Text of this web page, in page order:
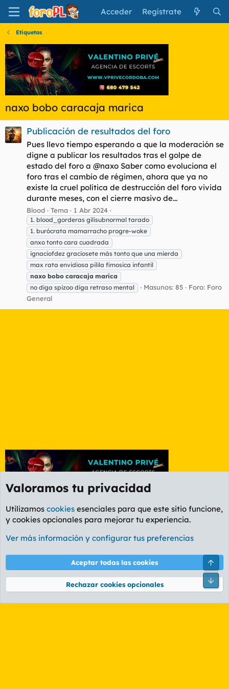
Acceder Regístrate
Etiquetas
naxo bobo caracaja marica
Publicación de resultados del foro
Pues llevo tiempo esperando a que la moderación se
digne a publicar los resultados tras el golpe de
estado del foro a @naxo Saber como evoluciona el
foro tras el cambio de régimen, ahora que ya no
existe la cruel política de destrucción del foro vivida
durante meses, con el cierre masivo de...
Blood Tema 1 Abr 2024
1. blood_gorderas gilisubnormal tarado
1. burócrata mamarracho progre-woke
anxo tonto cara cuadrada
ignaciofdez graciosete más tonto que una mierda
max rata envidiosa pilila fimosica infantil
naxo bobo caracaja marica
no diga spizoo diga retraso mental
Masunos: 85 Foro: Foro
General
Etiquetas
Cookies
PL OLDSTYLE AMARILLO
Términos y reglas Política de privacidad Ayuda
Community platform by XenForo® © 2010-2026 XenForo Ltd.
Valoramos tu privacidad
Utilizamos cookies esenciales para que este sitio funcione,
y cookies opcionales para mejorar tu experiencia.
Ver más información y configurar tus preferencias
Aceptar todas las cookies
Rechazar cookies opcionales
Pie